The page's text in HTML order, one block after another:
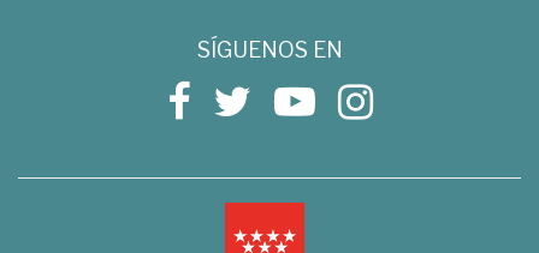
SÍGUENOS EN